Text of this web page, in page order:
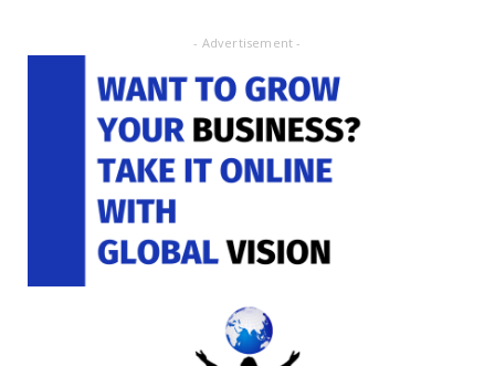
- Advertisement -